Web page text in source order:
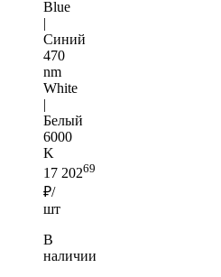
Blue
|
Синий
470
nm
White
|
Белый
6000
K
17 20269
₽/
шт
В
наличии